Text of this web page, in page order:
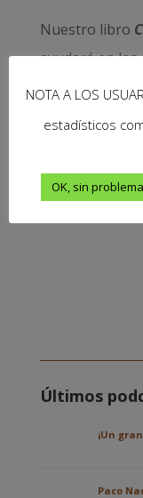
Nuestro libro
ayudará en
sueño.
y, con cada
viajando y
Últimos
¡Un
Paco
NOTA A LOS
estadísticos
OK, sin problema